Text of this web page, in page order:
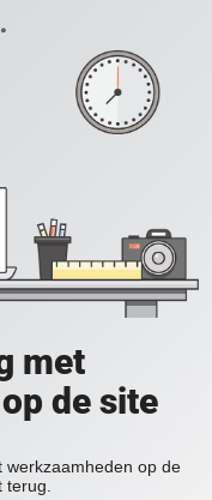
met
de site
werkzaamheden op de